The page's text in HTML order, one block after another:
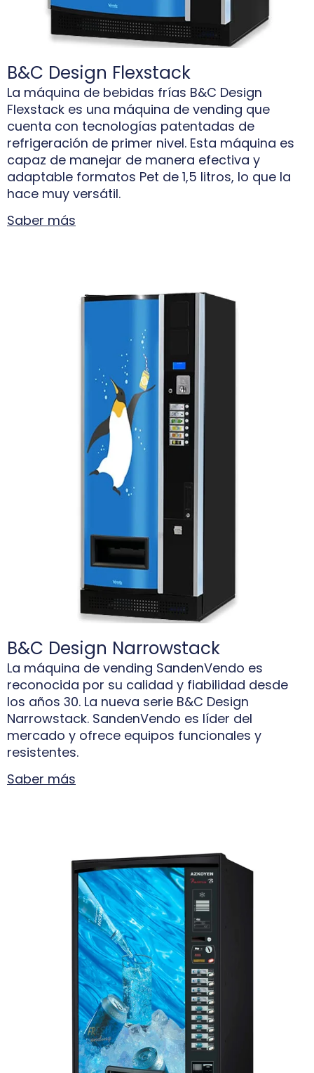
B&C Design Flexstack
La máquina de bebidas frías B&C Design
Flexstack es una máquina de vending que
cuenta con tecnologías patentadas de
refrigeración de primer nivel. Esta máquina es
capaz de manejar de manera efectiva y
adaptable formatos Pet de 1,5 litros, lo que la
hace muy versátil.
Saber más
B&C Design Narrowstack
La máquina de vending SandenVendo es
reconocida por su calidad y fiabilidad desde
los años 30. La nueva serie B&C Design
Narrowstack. SandenVendo es líder del
mercado y ofrece equipos funcionales y
resistentes.
Saber más